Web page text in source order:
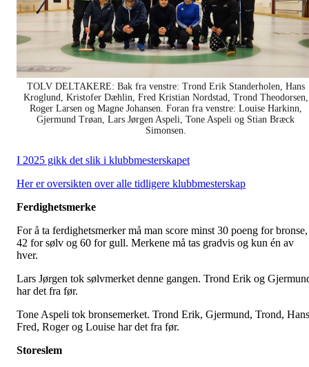
TOLV DELTAKERE: Bak fra venstre: Trond Erik Standerholen, Hans
Kroglund, Kristofer Dæhlin, Fred Kristian Nordstad, Trond Theodorsen,
Roger Larsen og Magne Johansen. Foran fra venstre: Louise Harkinn,
Gjermund Trøan, Lars Jørgen Aspeli, Tone Aspeli og Stian Bræck
Simonsen.
I 2025 gikk det slik i klubbmesterskapet
Her er oversikten over alle tidligere klubbmesterskap
Ferdighetsmerke
For å ta ferdighetsmerker må man score minst 30 poeng for bronse,
42 for sølv og 60 for gull. Merkene må tas gradvis og kun én av
hver.
Lars Jørgen tok sølvmerket denne gangen. Trond Erik og
har det fra før.
Tone Aspeli tok bronsemerket. Trond Erik, Gjermund, Trond,
Fred, Roger og Louise har det fra før.
Storeslem